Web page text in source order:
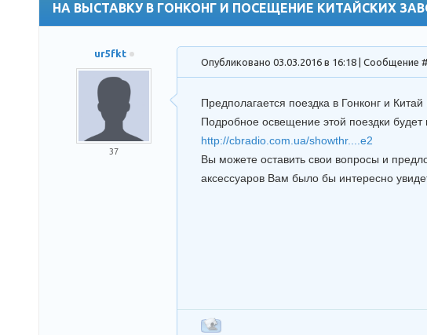
НА ВЫСТАВКУ В ГОНКОНГ И ПОСЕЩЕНИЕ КИТАЙСКИХ
ur5fkt
37
Опубликовано 03.03.2016 в 16:18 | Сообщение #
Предполагается поездка в Гонконг и Китай
Подробное освещение этой поездки
http://cbradio.com.ua/showthr....e2
Вы можете оставить свои вопросы и
аксессуаров Вам было бы интересно